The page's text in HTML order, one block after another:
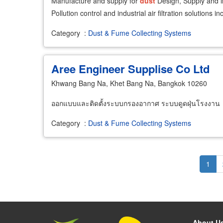
Pollution control and industrial air filtration solutions
Category : Dust & Fume Collecting Systems
Aree Engineer Supplise Co Ltd
Khwang Bang Na, Khet Bang Na, Bangkok 10260
ออกแบบและติดตั้งระบบกรองอากาศ ระบบดูดฝุ่นโรงงาน
Category : Dust & Fume Collecting Systems
page
1